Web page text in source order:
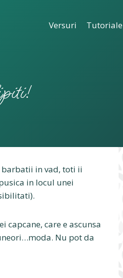
Versuri Tutoriale
barbatii in vad, toti ii
in locul unei
capcane, care e ascunsa
Nu pot da